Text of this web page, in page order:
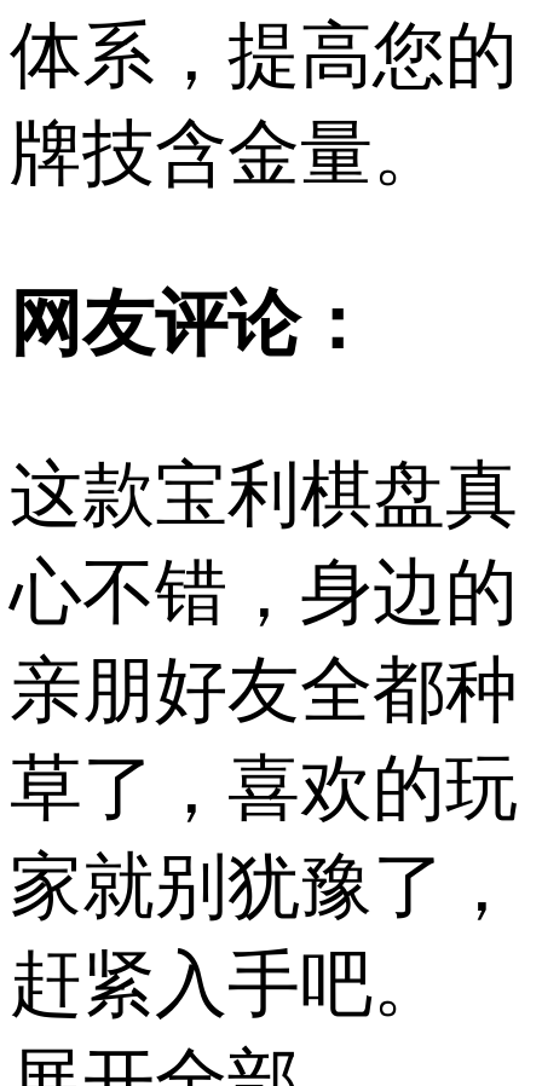
体系，提高您的
牌技含金量。
网友评论：
这款宝利棋盘真
心不错，身边的
亲朋好友全都种
草了，喜欢的玩
家就别犹豫了，
赶紧入手吧。